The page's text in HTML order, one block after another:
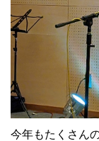
今年もたくさん